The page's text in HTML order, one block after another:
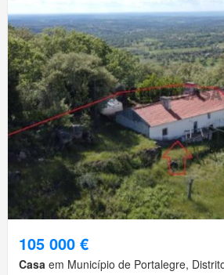
105 000 €
Casa em Município de Portalegre,